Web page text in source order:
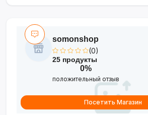
somonshop
(0)
25 продукты
0%
положительный отзыв
Посетить Магазин